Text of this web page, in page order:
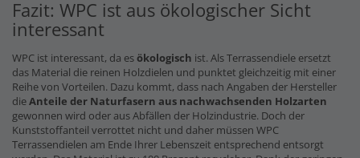
Fazit: WPC ist aus ökologischer Sicht
interessant
WPC ist interessant, da esökologisch ist. Als Terrassendiele ersetzt
das Material die reinen Holzdielen und punktet gleichzeitig mit einer
Reihe von Vorteilen. Dazu kommt, dass nach Angaben der Hersteller
dieAnteile der Naturfasern aus nachwachsenden Holzarten
gewonnen wird oder aus Abfällen der Holzindustrie. Doch der
Kunststoffanteil verrottet nicht und daher müssen WPC
Terrassendielen am Ende Ihrer Lebenszeit entsprechend entsorgt